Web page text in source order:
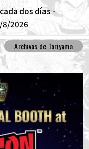
dos días -
8/2026
Archivos de Toriyama